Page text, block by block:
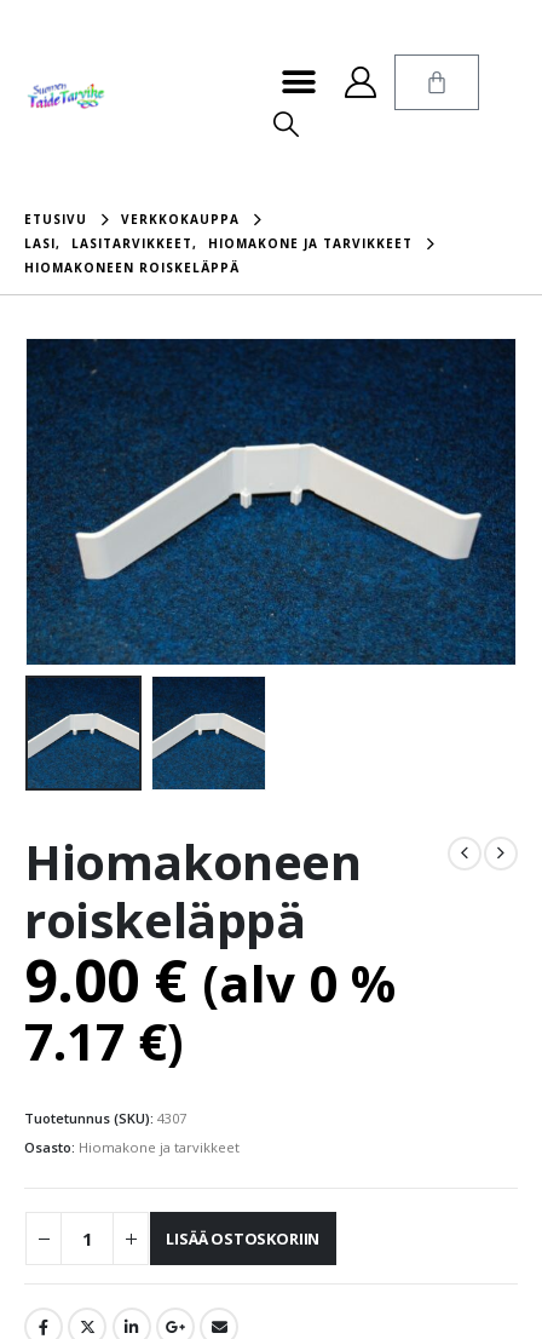
ETUSIVU
VERKKOKAUPPA
LASI, LASITARVIKKEET,
HIOMAKONE JA TARVIKKEET
HIOMAKONEEN ROISKELÄPPÄ
Hiomakoneen
roiskeläppä
9.00 € (alv 0 %
7.17 €)
Tuotetunnus (SKU): 4307
Osasto: Hiomakone ja tarvikkeet
LISÄÄ OSTOSKORIIN